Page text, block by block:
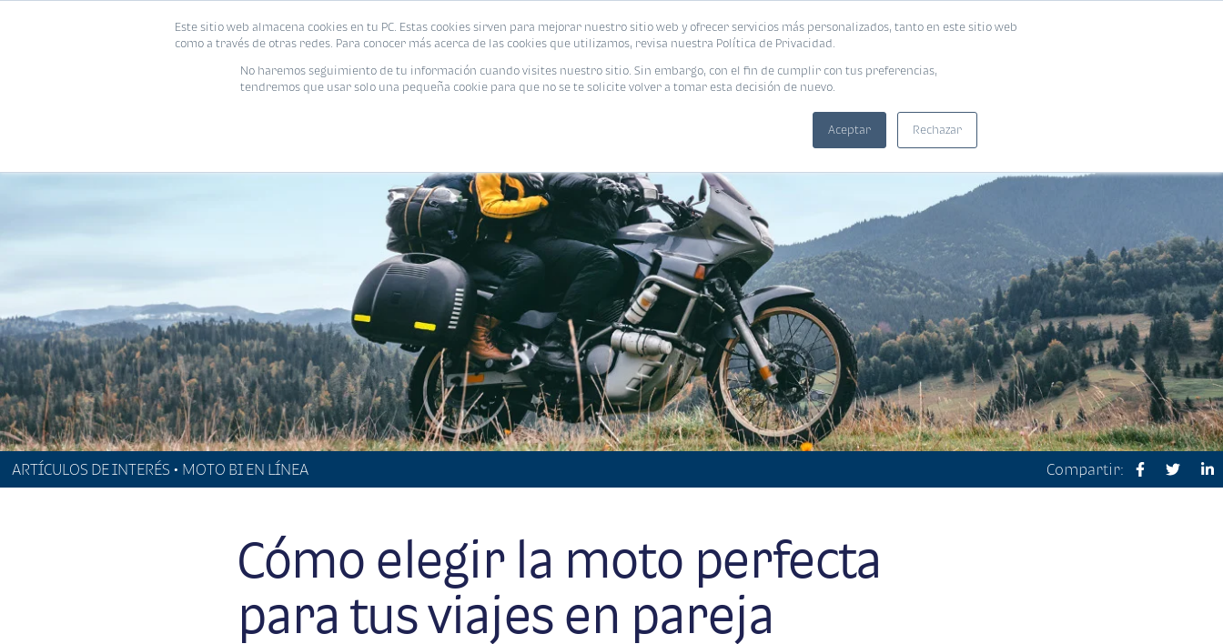
Este sitio web almacena cookies en tu PC. Estas cookies sirven para mejorar nuestro sitio web y ofrecer servicios más personalizados, tanto en este sitio web
como a través de otras redes. Para conocer más acerca de las cookies que utilizamos, revisa nuestra Política de Privacidad.
No haremos seguimiento de tu información cuando visites nuestro sitio. Sin embargo, con el fin de cumplir con tus preferencias,
tendremos que usar solo una pequeña cookie para que no se te solicite volver a tomar esta decisión de nuevo.
Aceptar Rechazar
PROMOCIONES CALCULADORAS EBOOKS
ARTÍCULOS DE INTERÉS • MOTO BI EN LÍNEA Compartir:
Cómo elegir la moto perfecta
para tus viajes en pareja